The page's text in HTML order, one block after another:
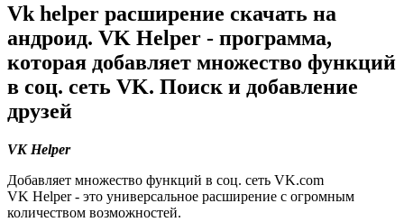
Vk helper расширение скачать на
андроид. VK Helper - программа,
которая добавляет множество функций
в соц. сеть VK. Поиск и добавление
друзей
VK Helper
Добавляет множество функций в соц. сеть VK.com
VK Helper - это универсальное расширение с огромным
количеством возможностей.